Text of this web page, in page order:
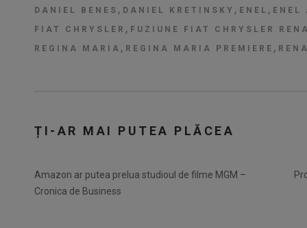
DANIEL BENES , DANIEL KRETINSKY , ENEL , ENEL
FIAT CHRYSLER , FUZIUNE FIAT CHRYSLER
REGINA MARIA , REGINA MARIA PREMIERE ,
ȚI-AR MAI PUTEA PLĂCEA
Amazon ar putea prelua studioul de filme MGM –
Cronica de Business